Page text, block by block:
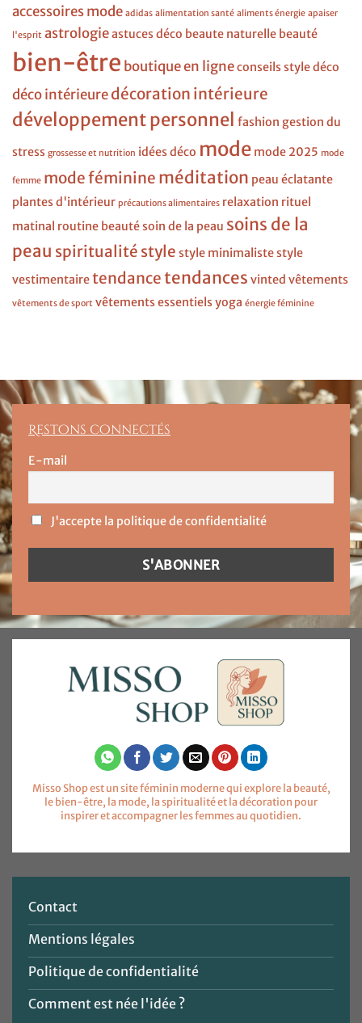
accessoires mode adidas alimentation santé aliments énergie apaiser
l'esprit astrologieastuces déco beaute naturelle beauté
bien-être boutique en ligneconseils styledéco
déco intérieuredécoration intérieure
développement personnel fashion gestion du
stress grossesse et nutrition idées déco mode mode 2025 mode
femme mode féminine méditation peau éclatante
plantes d'intérieur précautions alimentaires relaxation rituel
matinal routine beautésoin de la peau soins de la
peau spiritualité style style minimalistestyle
vestimentairetendancetendances vinted vêtements
vêtements de sport vêtements essentielsyoga énergie féminine
Restons connectés
E-mail
J'accepte la politique de confidentialité
Misso Shop est un site féminin moderne qui explore la beauté,
le bien-être, la mode, la spiritualité et la décoration pour
inspirer et accompagner les femmes au quotidien.
Contact
Mentions légales
Politique de confidentialité
Comment est née l'idée ?